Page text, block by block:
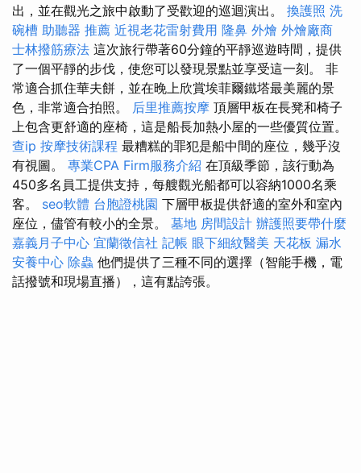
出，並在觀光之旅中啟動了受歡迎的巡迴演出。 換護照 洗
碗槽 助聽器 推薦 近視老花雷射費用 隆鼻 外燴 外燴廠商
士林撥筋療法 這次旅行帶著60分鐘的平靜巡遊時間，提供
了一個平靜的步伐，使您可以發現景點並享受這一刻。 非
常適合抓住華夫餅，並在晚上欣賞埃菲爾鐵塔最美麗的景
色，非常適合拍照。 后里推薦按摩 頂層甲板在長凳和椅子
上包含更舒適的座椅，這是船長加熱小屋的一些優質位置。
查ip 按摩技術課程 最糟糕的罪犯是船中間的座位，幾乎沒
有視圖。 專業CPA Firm服務介紹 在頂級季節，該行動為
450多名員工提供支持，每艘觀光船都可以容納1000名乘
客。 seo軟體 台胞證桃園 下層甲板提供舒適的室外和室內
座位，儘管有較小的全景。 墓地 房間設計 辦護照要帶什麼
嘉義月子中心 宜蘭徵信社 記帳 眼下細紋醫美 天花板 漏水
安養中心 除蟲 他們提供了三種不同的選擇（智能手機，電
話撥號和現場直播），這有點誇張。